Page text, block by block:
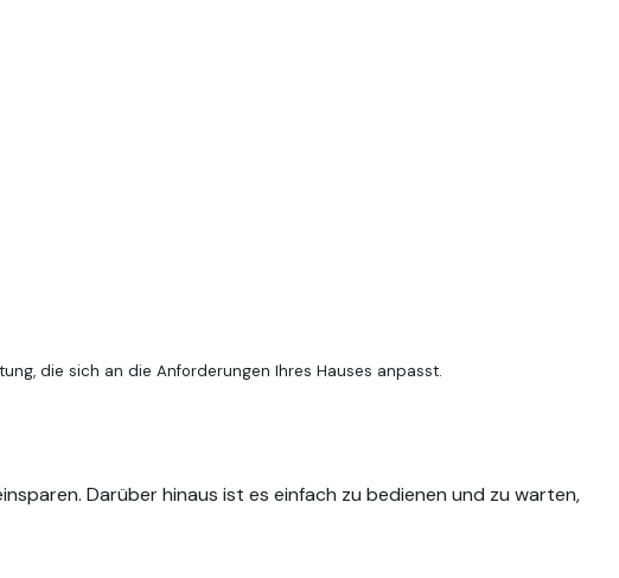
geregelter Leistung, die sich an die Anforderungen Ihres Hauses
die sich an die Anforderungen Ihres Hauses anpasst.
Darüber hinaus ist es einfach zu bedienen und zu warten,